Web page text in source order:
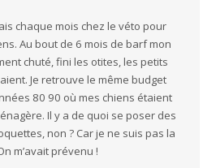
chaque mois chez le véto pour
Au bout de 6 mois de barf mon
chuté, fini les otites, les petits
Je retrouve le même budget
80 90 où mes chiens étaient
Il y a de quoi se poser des
non ? Car je ne suis pas la
m’avait prévenu !